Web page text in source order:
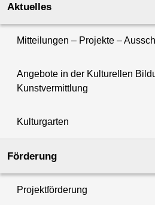
Aktuelles
Mitteilungen – Projekte –
Angebote in der Kulturellen
Kunstvermittlung
Kulturgarten
Förderung
Projektförderung